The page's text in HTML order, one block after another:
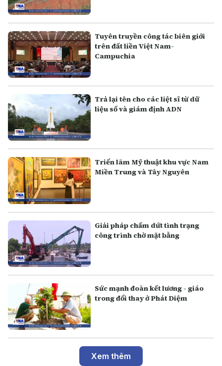
Tuyên truyền công tác biên giới
trên đất liền Việt Nam-
Campuchia
Trả lại tên cho các liệt sĩ từ dữ
liệu số và giám định ADN
Triển lãm Mỹ thuật khu vực Nam
Miền Trung và Tây Nguyên
Giải pháp chấm dứt tình trạng
công trình chờ mặt bằng
Sức mạnh đoàn kết lương - giáo
trong đổi thay ở Phát Diệm
Xem thêm